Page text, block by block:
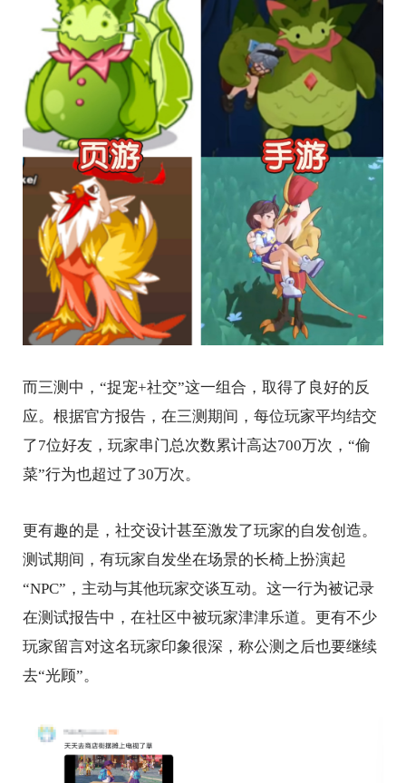
而三测中，“捉宠+社交”这一组合，取得了良好的反
应。根据官方报告，在三测期间，每位玩家平均结交
了7位好友，玩家串门总次数累计高达700万次，“偷
菜”行为也超过了30万次。
更有趣的是，社交设计甚至激发了玩家的自发创造。
测试期间，有玩家自发坐在场景的长椅上扮演起
“NPC”，主动与其他玩家交谈互动。这一行为被记录
在测试报告中，在社区中被玩家津津乐道。更有不少
玩家留言对这名玩家印象很深，称公测之后也要继续
去“光顾”。